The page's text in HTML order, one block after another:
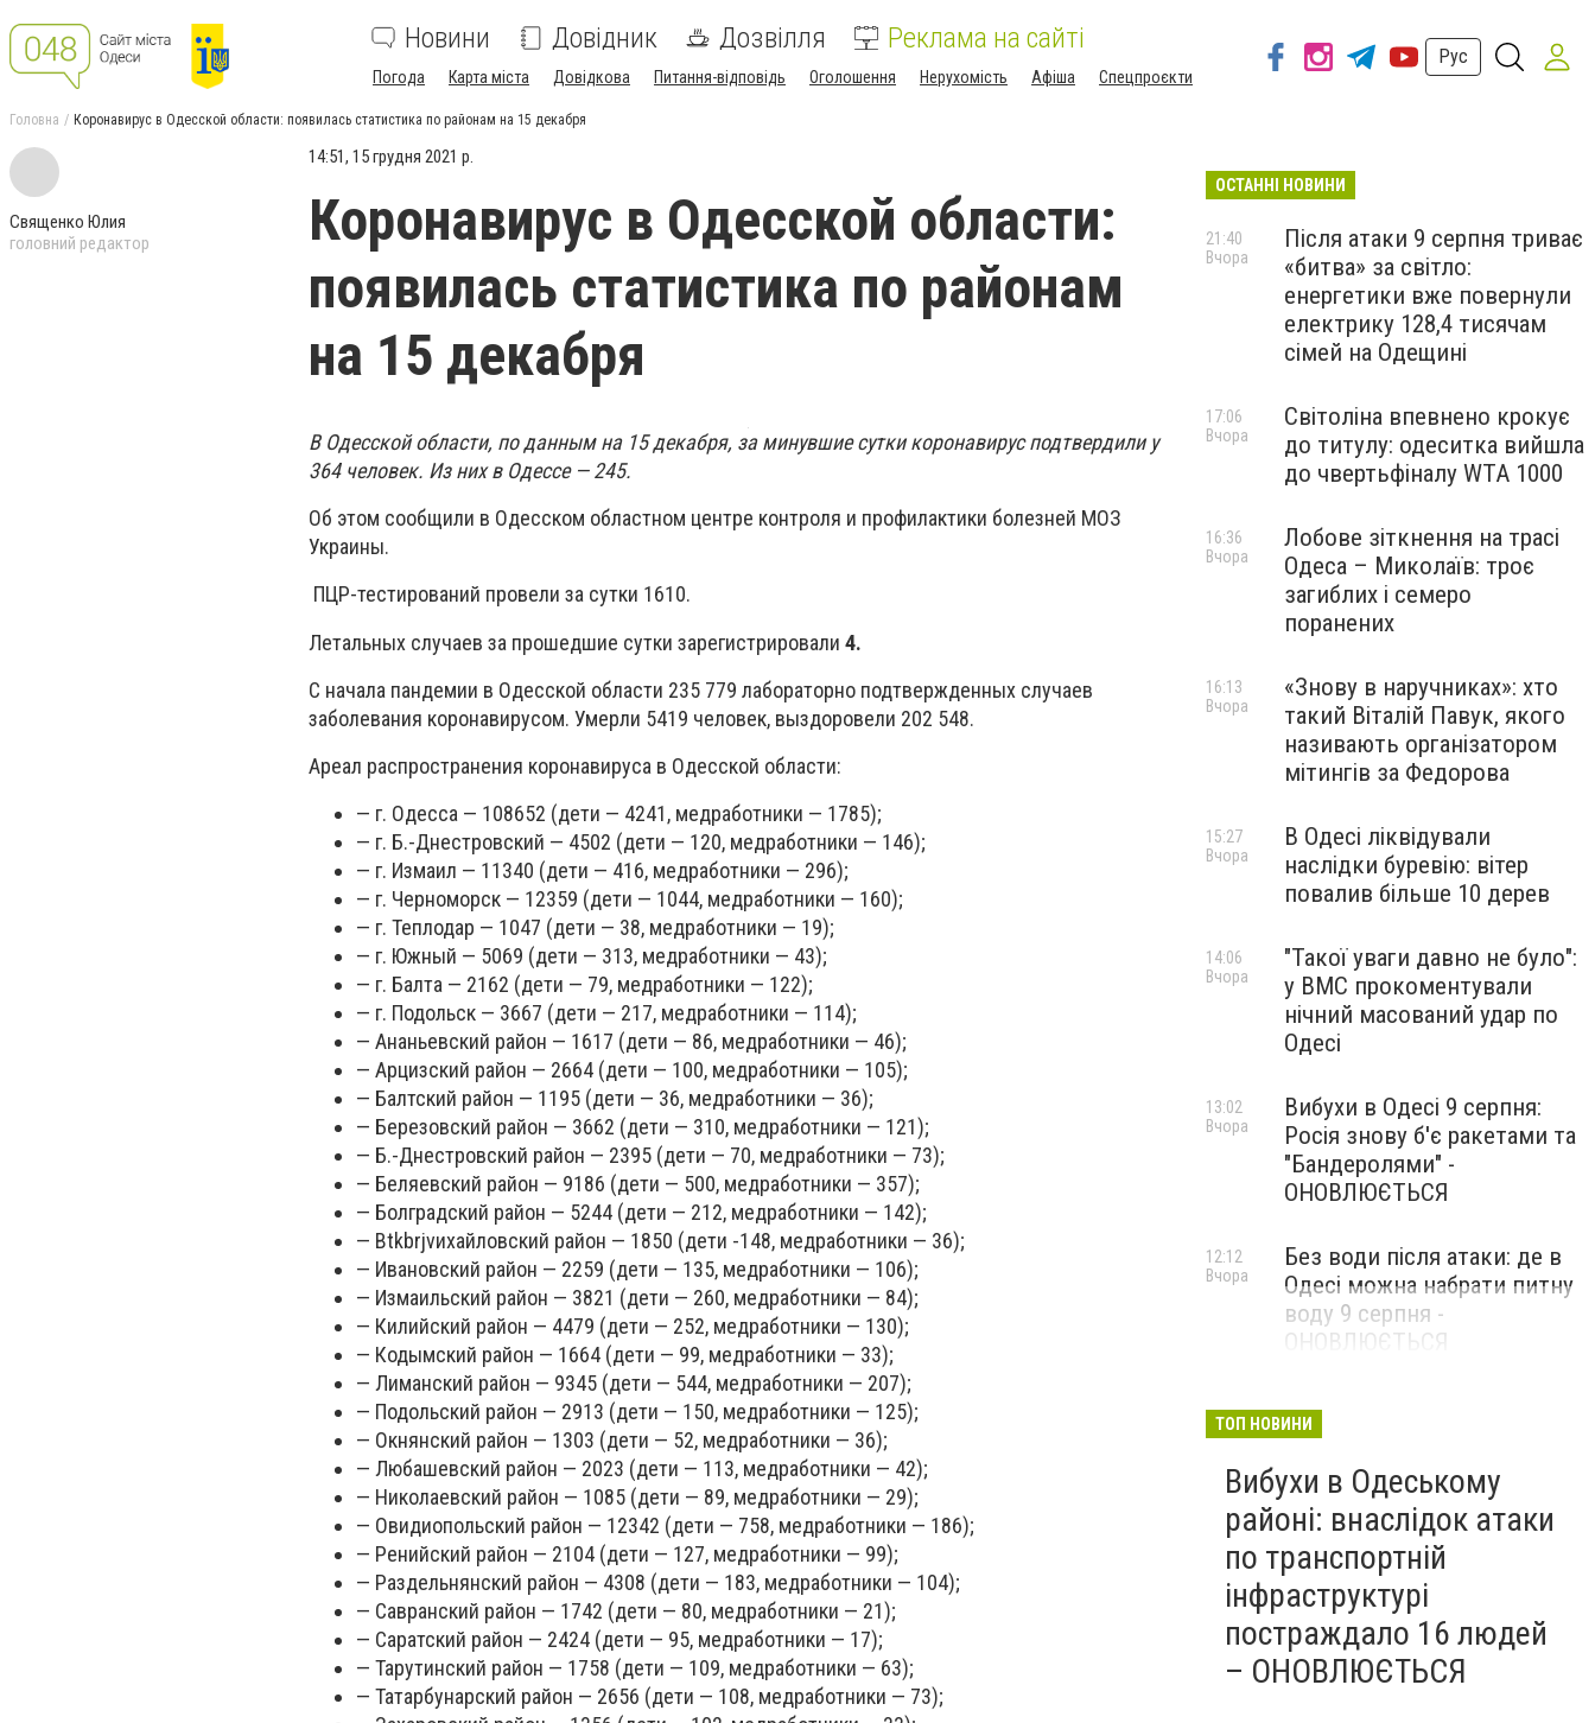
Новини Довідник Дозвілля Реклама на сайті
Погода Карта міста Довідкова Питання-відповідь Оголошення Нерухомість Афіша Спецпроєкти
Рус
Головна Коронавирус в Одесской области: появилась статистика по районам на 15 декабря
Священко Юлия
головний редактор
14:51, 15 грудня 2021 р.
Коронавирус в Одесской области:
появилась статистика по районам
на 15 декабря
В Одесской области, по данным на 15 декабря, за минувшие сутки коронавирус подтвердили у
364 человек. Из них в Одессе — 245.
Об этом сообщили в Одесском областном центре контроля и профилактики болезней МОЗ
Украины.
ПЦР-тестирований провели за сутки 1610.
Летальных случаев за прошедшие сутки зарегистрировали 4.
С начала пандемии в Одесской области 235 779 лабораторно подтвержденных случаев
заболевания коронавирусом. Умерли 5419 человек, выздоровели 202 548.
Ареал распространения коронавируса в Одесской области:
— г. Одесса — 108652 (дети — 4241, медработники — 1785);
— г. Б.-Днестровский — 4502 (дети — 120, медработники — 146);
— г. Измаил — 11340 (дети — 416, медработники — 296);
— г. Черноморск — 12359 (дети — 1044, медработники — 160);
— г. Теплодар — 1047 (дети — 38, медработники — 19);
— г. Южный — 5069 (дети — 313, медработники — 43);
— г. Балта — 2162 (дети — 79, медработники — 122);
— г. Подольск — 3667 (дети — 217, медработники — 114);
— Ананьевский район — 1617 (дети — 86, медработники — 46);
— Арцизский район — 2664 (дети — 100, медработники — 105);
— Балтский район — 1195 (дети — 36, медработники — 36);
— Березовский район — 3662 (дети — 310, медработники — 121);
— Б.-Днестровский район — 2395 (дети — 70, медработники — 73);
— Беляевский район — 9186 (дети — 500, медработники — 357);
— Болградский район — 5244 (дети — 212, медработники — 142);
— Вtkbrjvихайловский район — 1850 (дети -148, медработники — 36);
— Ивановский район — 2259 (дети — 135, медработники — 106);
— Измаильский район — 3821 (дети — 260, медработники — 84);
— Килийский район — 4479 (дети — 252, медработники — 130);
— Кодымский район — 1664 (дети — 99, медработники — 33);
— Лиманский район — 9345 (дети — 544, медработники — 207);
— Подольский район — 2913 (дети — 150, медработники — 125);
— Окнянский район — 1303 (дети — 52, медработники — 36);
— Любашевский район — 2023 (дети — 113, медработники — 42);
— Николаевский район — 1085 (дети — 89, медработники — 29);
— Овидиопольский район — 12342 (дети — 758, медработники — 186);
— Ренийский район — 2104 (дети — 127, медработники — 99);
— Раздельнянский район — 4308 (дети — 183, медработники — 104);
— Савранский район — 1742 (дети — 80, медработники — 21);
— Саратский район — 2424 (дети — 95, медработники — 17);
— Тарутинский район — 1758 (дети — 109, медработники — 63);
— Татарбунарский район — 2656 (дети — 108, медработники — 73);
ОСТАННІ НОВИНИ
Після атаки 9 серпня триває
«битва» за світло:
енергетики вже повернули
електрику 128,4 тисячам
сімей на Одещині
21:40
Вчора
Світоліна впевнено крокує
до титулу: одеситка вийшла
до чвертьфіналу WTA 1000
17:06
Вчора
Лобове зіткнення на трасі
Одеса – Миколаїв: троє
загиблих і семеро
поранених
16:36
Вчора
«Знову в наручниках»: хто
такий Віталій Павук, якого
називають організатором
мітингів за Федорова
16:13
Вчора
В Одесі ліквідували
наслідки буревію: вітер
повалив більше 10 дерев
15:27
Вчора
"Такої уваги давно не було":
у ВМС прокоментували
нічний масований удар по
Одесі
14:06
Вчора
Вибухи в Одесі 9 серпня:
Росія знову б'є ракетами та
"Бандеролями" -
ОНОВЛЮЄТЬСЯ
13:02
Вчора
Без води після атаки: де в
Одесі можна набрати питну
воду 9 серпня -
ОНОВЛЮЄТЬСЯ
12:12
Вчора
ТОП НОВИНИ
Вибухи в Одеському
районі: внаслідок атаки
по транспортній
інфраструктурі
постраждало 16 людей
– ОНОВЛЮЄТЬСЯ